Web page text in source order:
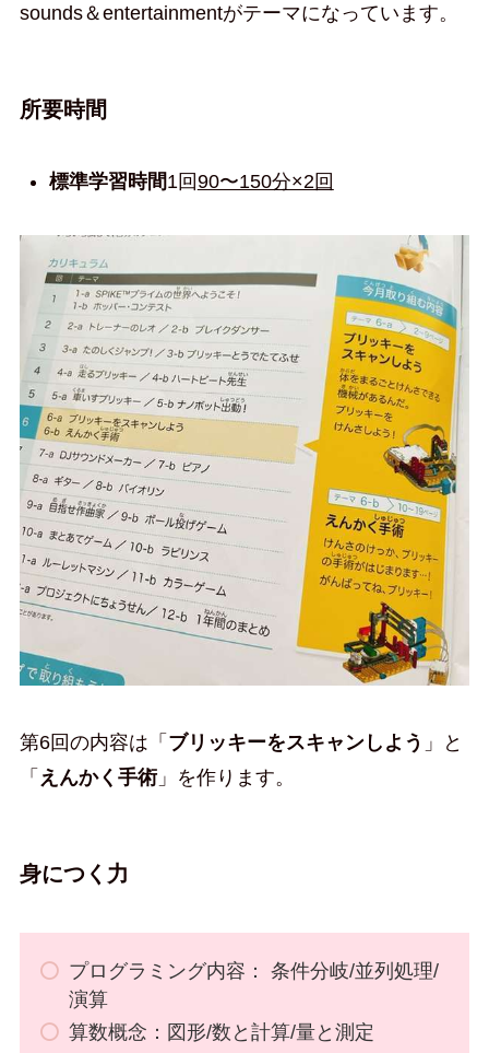
sounds＆entertainmentがテーマになっています。
所要時間
標準学習時間1回90〜150分×2回
第6回の内容は「 ブリッキーをスキャンしよう 」と
「 えんかく手術」を作ります。
身につく力
プログラミング内容： 条件分岐/並列処理/
演算
算数概念：図形/数と計算/量と測定